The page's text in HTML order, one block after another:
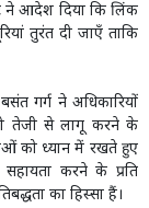
ने आदेश दिया कि लिंक
तुरंत दी जाएँ ताकि
गर्ग ने अधिकारियों
तेजी से लागू करने के
को ध्यान में रखते हुए
करने के प्रति
का हिस्सा हैं।